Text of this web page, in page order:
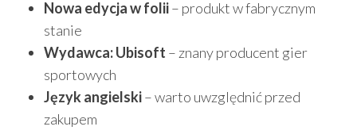
Nowa edycja w folii– produkt w fabrycznym
stanie
Wydawca: Ubisoft – znany producent gier
sportowych
Język angielski– warto uwzględnić przed
zakupem